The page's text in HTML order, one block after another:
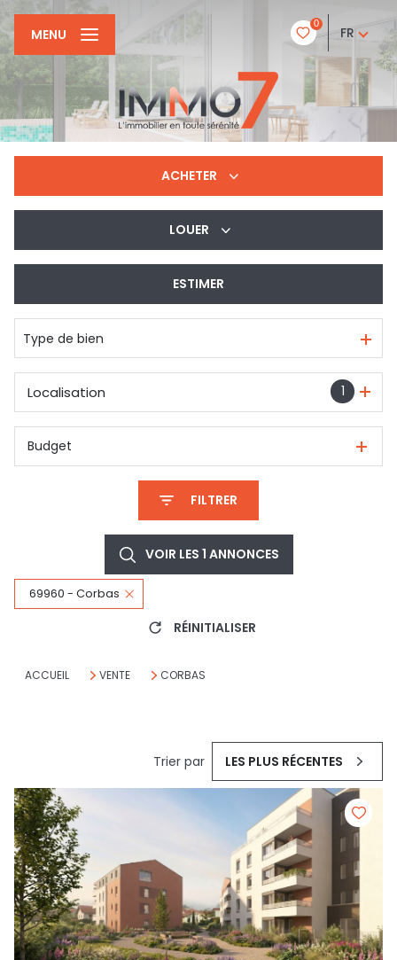
0
FR
MENU
ACHETER
LOUER
ESTIMER
Type de bien
1
Localisation
Budget
FILTRER
VOIR LES 1 ANNONCES
69960 - Corbas
RÉINITIALISER
ACCUEIL VENTE CORBAS
Trier par LES PLUS RÉCENTES